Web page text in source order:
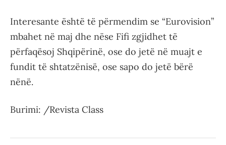
Interesante është të përmendim se “Eurovision”
mbahet në maj dhe nëse Fifi zgjidhet të
përfaqësoj Shqipërinë, ose do jetë në muajt e
fundit të shtatzënisë, ose sapo do jetë bërë
nënë.
Burimi: /Revista Class